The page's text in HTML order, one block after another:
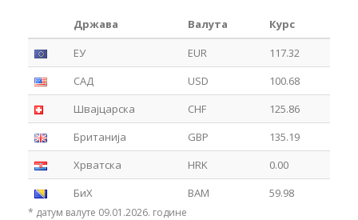
Држава Валута
Курс
ЕУ
EUR
117.32
САД
USD
100.68
Швајцарска
CHF
125.86
Британија
GBP
135.19
Хрватска
HRK
0.00
БиХ
BAM 59.98
* датум валуте 09.01.2026. године